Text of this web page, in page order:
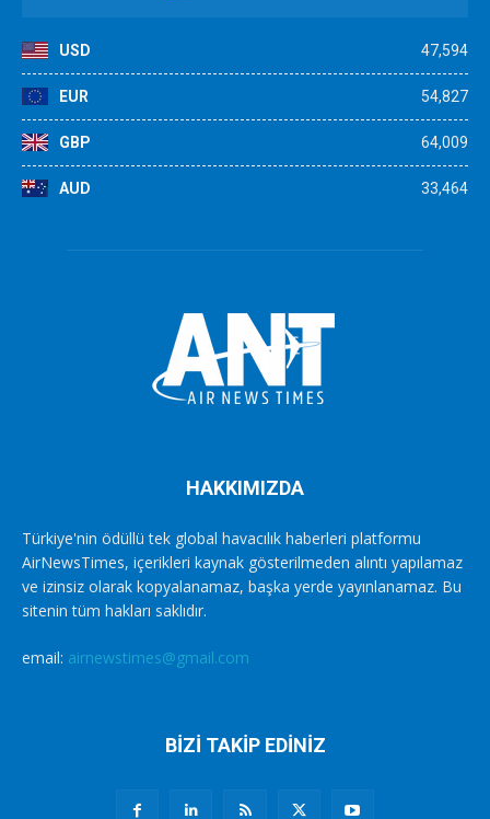
USD 47,594
EUR 54,827
GBP 64,009
AUD 33,464
HAKKIMIZDA
Türkiye'nin ödüllü tek global havacılık haberleri platformu
AirNewsTimes, içerikleri kaynak gösterilmeden alıntı yapılamaz
ve izinsiz olarak kopyalanamaz, başka yerde yayınlanamaz. Bu
sitenin tüm hakları saklıdır.
email: airnewstimes@gmail.com
BİZİ TAKİP EDİNİZ